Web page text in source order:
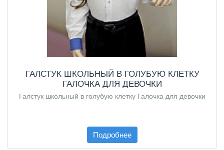
ГАЛСТУК ШКОЛЬНЫЙ В ГОЛУБУЮ КЛЕТКУ
ГАЛОЧКА ДЛЯ ДЕВОЧКИ
Галстук школьный в голубую клетку Галочка для девочки
Подробнее